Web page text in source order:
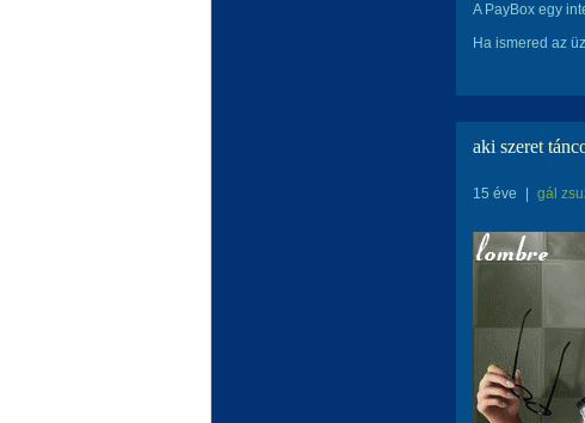
A PayBox egy
Ha ismered az
aki szeret
15 éve gál